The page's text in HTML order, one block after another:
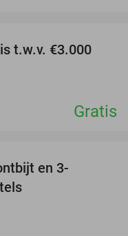
t.w.v. €3.000
Gratis
en 3-